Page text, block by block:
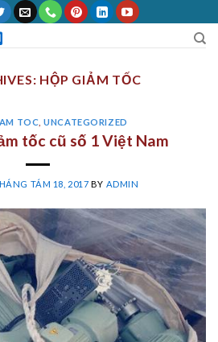
HỘP GIẢM TỐC
TOC ,UNCATEGORIZED
tốc cũ số 1 Việt Nam
TÁM 18, 2017 BY ADMIN